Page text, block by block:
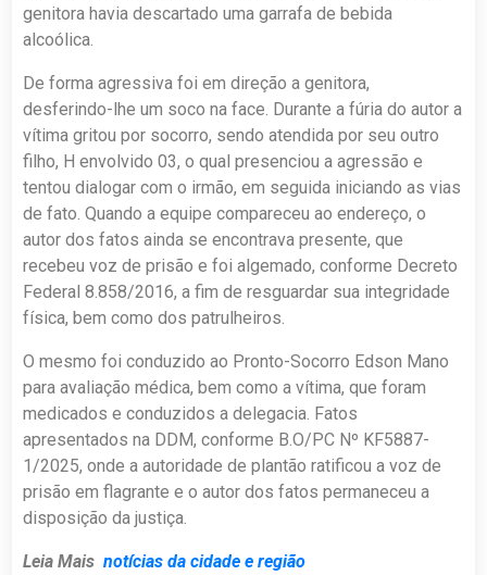
genitora havia descartado uma garrafa de bebida
alcoólica.
De forma agressiva foi em direção a genitora,
desferindo-lhe um soco na face. Durante a fúria do autor a
vítima gritou por socorro, sendo atendida por seu outro
filho, H envolvido 03, o qual presenciou a agressão e
tentou dialogar com o irmão, em seguida iniciando as vias
de fato. Quando a equipe compareceu ao endereço, o
autor dos fatos ainda se encontrava presente, que
recebeu voz de prisão e foi algemado, conforme Decreto
Federal 8.858/2016, a fim de resguardar sua integridade
física, bem como dos patrulheiros.
O mesmo foi conduzido ao Pronto-Socorro Edson Mano
para avaliação médica, bem como a vítima, que foram
medicados e conduzidos a delegacia. Fatos
apresentados na DDM, conforme B.O/PC Nº KF5887-
1/2025, onde a autoridade de plantão ratificou a voz de
prisão em flagrante e o autor dos fatos permaneceu a
disposição da justiça.
Leia Mais notícias da cidade e região